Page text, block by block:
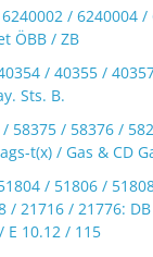
/ 6240004 /
ÖBB / ZB
/ 40355 /
Sts. B.
58375 / 58376 /
t(x) / Gas & CD
/ 51806 /
/ 21716 / 21776:
E 10.12 / 115